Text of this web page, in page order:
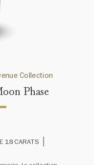
Collection
Phase
18 CARATS